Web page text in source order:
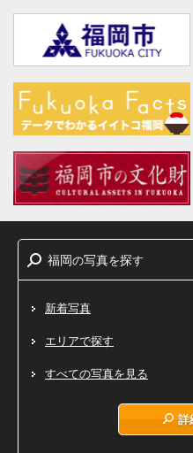
福岡の写真を探す
新着写真
エリアで探す
すべての写真を見る
詳